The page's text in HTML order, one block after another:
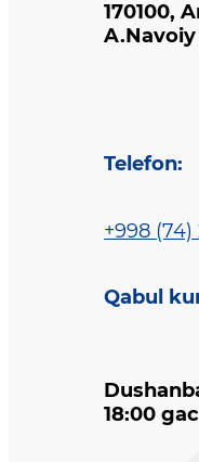
170100,
A.Navoiy
Telefon:
+998 (74)
Qabul
18:00